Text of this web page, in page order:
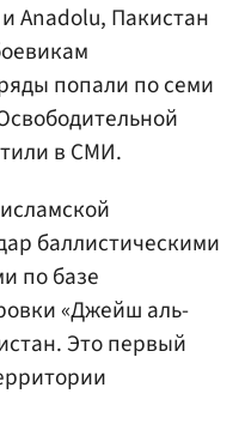
Anadolu, Пакистан
попали по семи
в СМИ.
баллистическими
по базе
«Джейш аль-
Это первый